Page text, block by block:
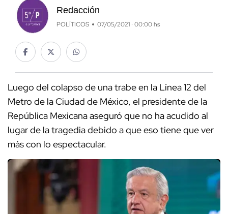
Redacción
POLÍTICOS 07/05/2021 · 00:00 hs
Luego del colapso de una trabe en la Línea 12 del
Metro de la Ciudad de México, el presidente de la
República Mexicana aseguró que no ha acudido al
lugar de la tragedia debido a que eso tiene que ver
más con lo espectacular.